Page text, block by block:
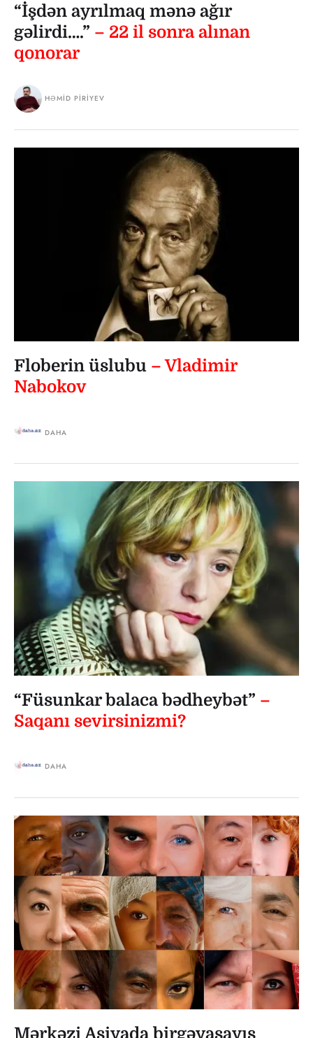
“İşdən ayrılmaq mənə ağır
gəlirdi….” – 22 il sonra alınan
qonorar
HƏMID PIRIYEV
Floberin üslubu – Vladimir
Nabokov
DAHA
“Füsunkar balaca bədheybət” –
Saqanı sevirsinizmi?
DAHA
Mərkəzi Asiyada birgəyaşayış